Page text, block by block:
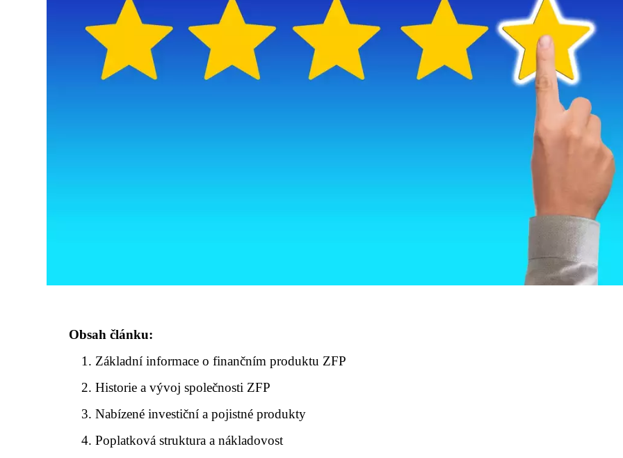
Obsah článku:
Základní informace o finančním produktu ZFP
Historie a vývoj společnosti ZFP
Nabízené investiční a pojistné produkty
Poplatková struktura a nákladovost